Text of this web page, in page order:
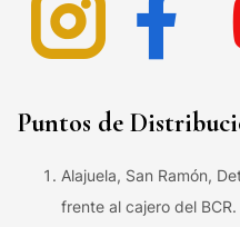
Puntos de
Alajuela, San Ramón,
frente al cajero del BCR.